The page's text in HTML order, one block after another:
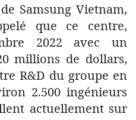
Samsung Vietnam,
que ce centre,
2022 avec un
millions de dollars,
R&D du groupe en
2.500 ingénieurs
actuellement sur